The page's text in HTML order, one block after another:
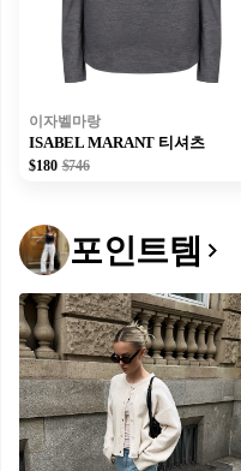
이자벨마랑
ISABEL MARANT 티셔츠
$180 $746
포인트템